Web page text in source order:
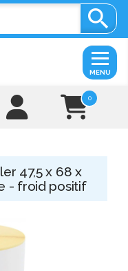

0
MENU
47,5 x 68 x
- froid positif